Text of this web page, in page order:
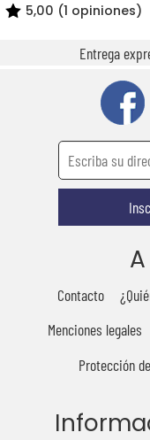
5,00 (1 opiniones)
Entrega
Contacto
Menciones legales
Protección